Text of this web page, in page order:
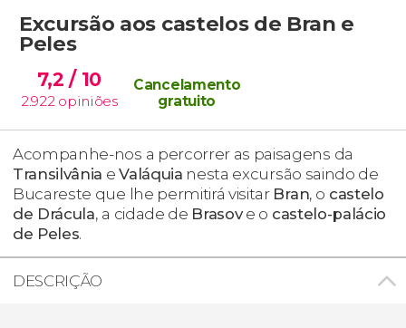
Excursão aos castelos de Bran e
Peles
7,2/ 10
2.922 opiniões
Cancelamento
gratuito
Acompanhe-nos a percorrer as paisagens da
Transilvânia eValáquia nesta excursão saindo de
Bucareste que lhe permitirá visitar Bran, o castelo
de Drácula, a cidade de Brasove o castelo-palácio
de Peles.
DESCRIÇÃO